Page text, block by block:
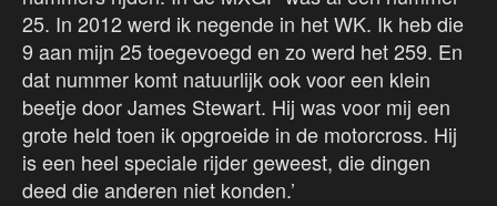
25. In 2012 werd ik negende in het WK. Ik heb die
9 aan mijn 25 toegevoegd en zo werd het 259. En
dat nummer komt natuurlijk ook voor een klein
beetje door James Stewart. Hij was voor mij een
grote held toen ik opgroeide in de motorcross. Hij
is een heel speciale rijder geweest, die dingen
deed die anderen niet konden.’